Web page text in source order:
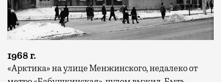
1968 г.
«Арктика» на улице Менжинского, недалеко от